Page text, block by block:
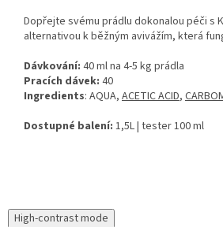
Dopřejte svému prádlu dokonalou péči s
alternativou k běžným avivážím, která
Dávkování: 40 ml na 4-5 kg ​​prádla
Pracích dávek: 40
Ingredients: AQUA, ACETIC ACID,
Dostupné balení: 1,5L | tester 100 ml
High-contrast mode